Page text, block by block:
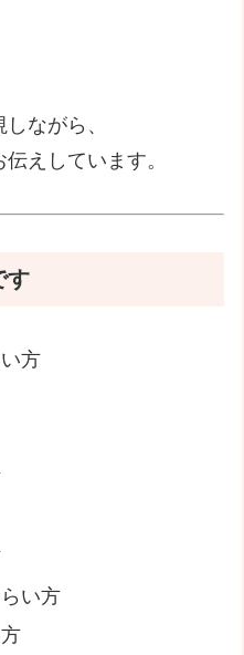
ながら、
えしています。
す
方
い方